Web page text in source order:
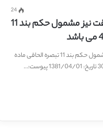
24
پروانه های کسب موقت نیز مشمول حکم بند 11
پروانه های کسب موقت نیز مشمول حکم بند 11 تبصره الحاقی ماده